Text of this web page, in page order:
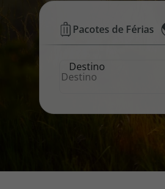
Pacotes de Férias
Disneyland ® Paris
Hotéis
Baratos
Top
Pacotes de Férias
Destino